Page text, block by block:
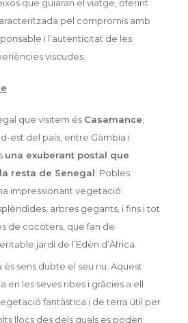
que guiaran el viatge, oferint
pel compromís amb
i l’autenticitat de les
viscudes.
que visitem és Casamance
est del país, entre Gàmbia i
una exuberant postal que
resta de Senegal . Pobles
impressionant vegetació:
arbres gegants, i fins i tot
de cocoters, que fan de
jardí de l’Edèn d’Àfrica.
és sens dubte el seu riu. Aquest
en les seves ribes i gràcies a ell
fantàstica i de terra útil per
llocs des dels quals es poden